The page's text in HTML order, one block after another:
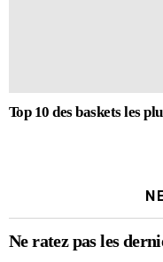
Top 10 des baskets les
Ne ratez pas les